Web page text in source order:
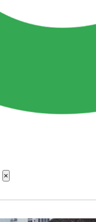
×